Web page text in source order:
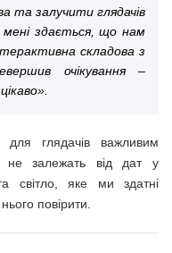
та залучити глядачів
мені здається, що нам
складова з
очікування –
глядачів важливим
не залежать від дат у
світло, яке ми здатні
повірити.